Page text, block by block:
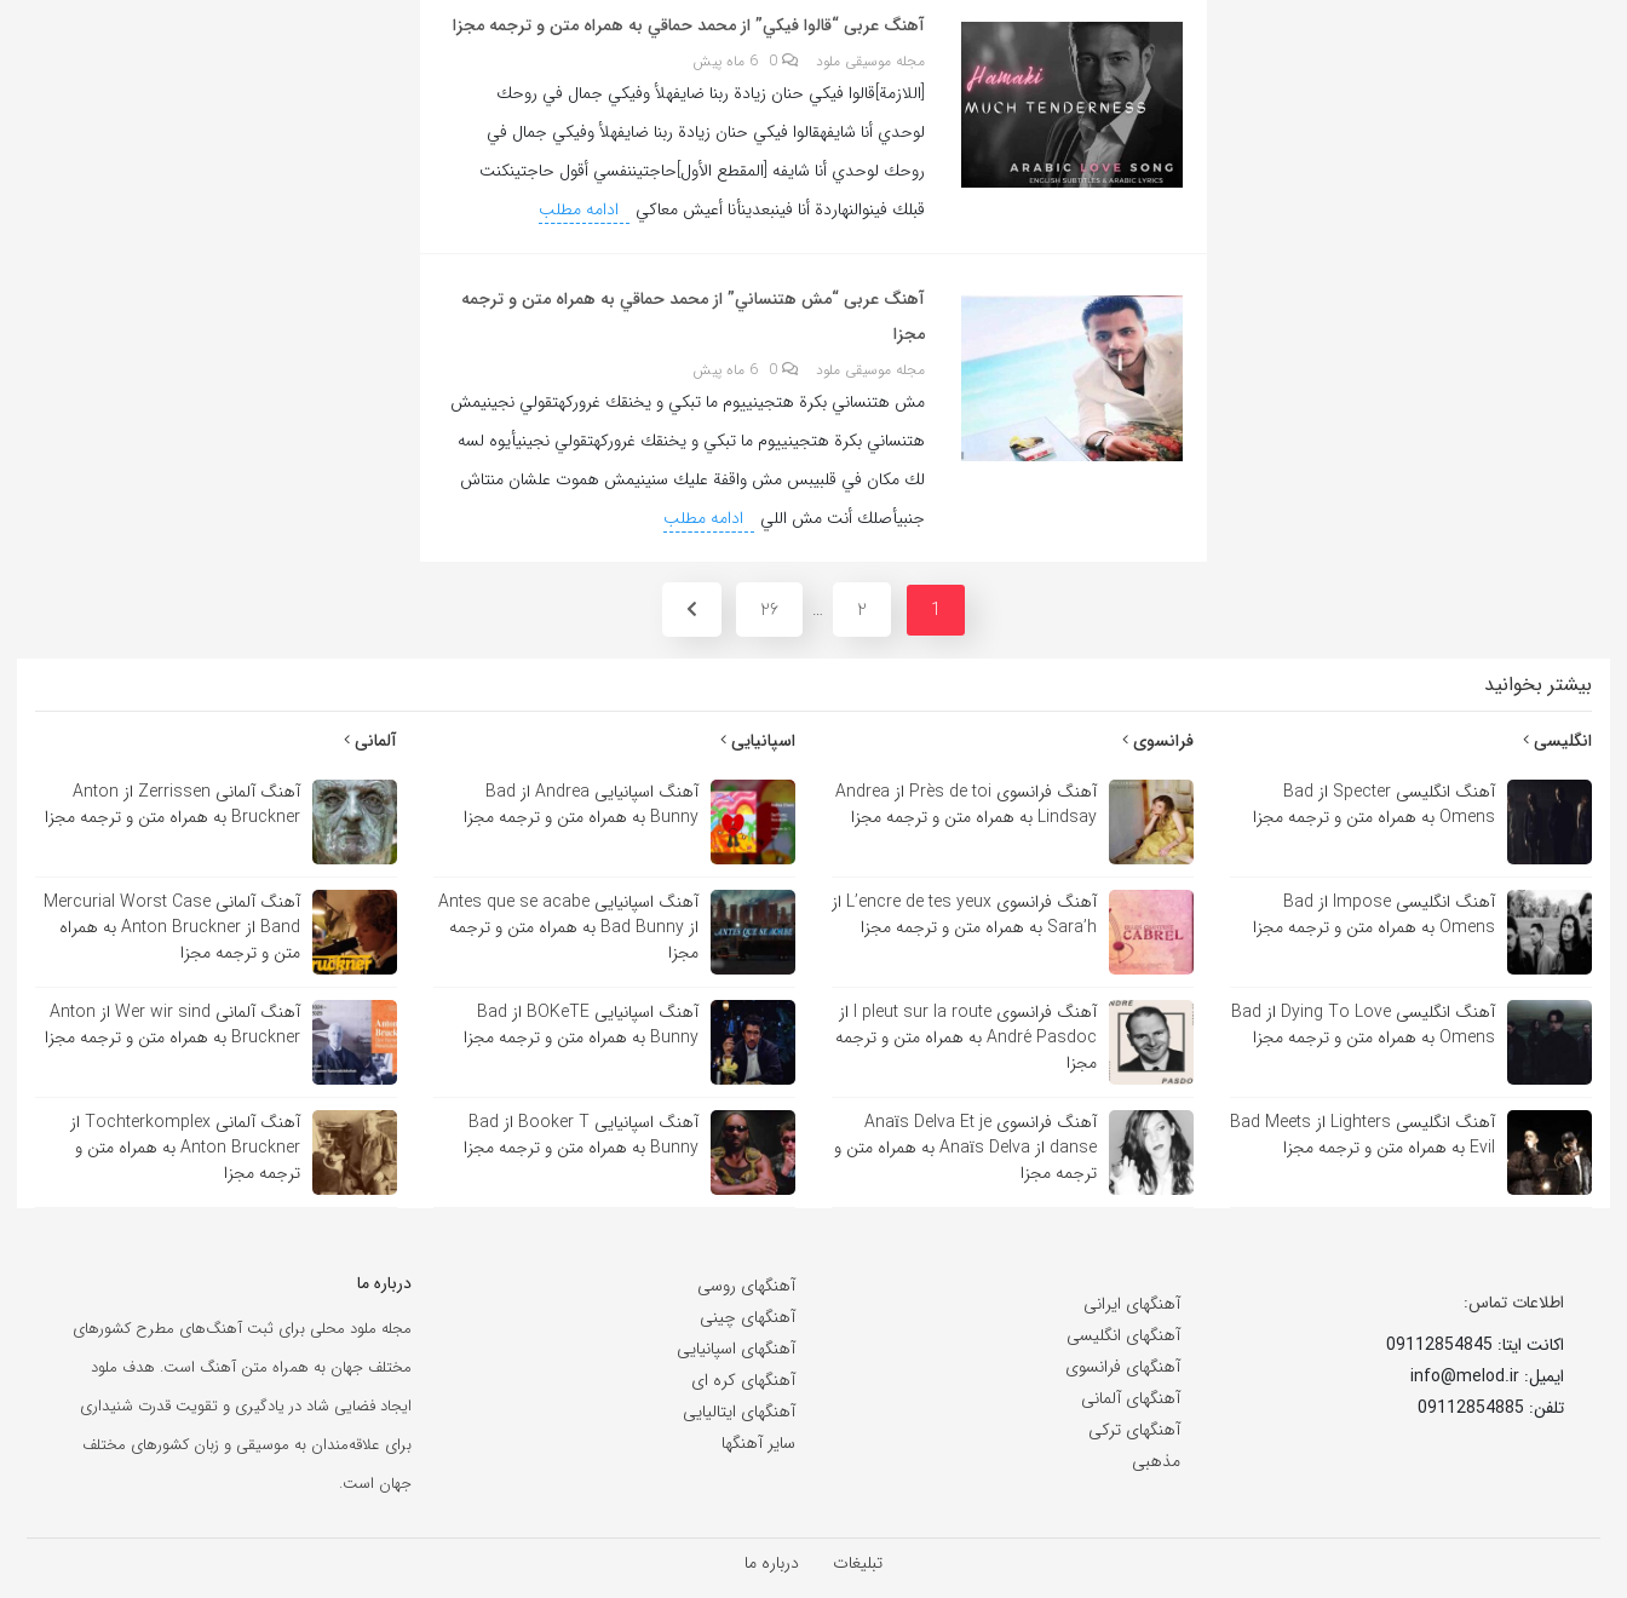
آهنگ عربی “قالوا فيكي” از محمد حماقي به همراه متن و ترجمه مجزا
مجله موسیقی ملود 0 6 ماه پیش
[اللازمة]قالوا فيكي حنان زيادة ربنا ضايفهلأ وفيكي جمال في روحك
لوحدي أنا شايفهقالوا فيكي حنان زيادة ربنا ضايفهلأ وفيكي جمال في
روحك لوحدي أنا شايفه [المقطع الأول]حاجتيننفسي أقول حاجتينكنت
قبلك فينوالنهاردة أنا فينبعدينأنا أعيش معاكي
ادامه مطلب
آهنگ عربی “مش هتنساني” از محمد حماقي به همراه متن و ترجمه
مجزا
مجله موسیقی ملود 0 6 ماه پیش
مش هتنساني بكرة هتجينييوم ما تبكي و يخنقك غروركهتقولي نجينيمش
هتنساني بكرة هتجينييوم ما تبكي و يخنقك غروركهتقولي نجينيأيوه لسه
لك مكان في قلبيبس مش واقفة عليك سنينيمش هموت علشان منتاش
جنبيأصلك أنت مش اللي
ادامه مطلب
1
2
…
26
بیشتر بخوانید
انگلیسی
آهنگ انگلیسی Specter از Bad
Omens به همراه متن و ترجمه مجزا
آهنگ انگلیسی Impose از Bad
Omens به همراه متن و ترجمه مجزا
آهنگ انگلیسی Dying To Love از Bad
Omens به همراه متن و ترجمه مجزا
آهنگ انگلیسی Lighters از Bad Meets
Evil به همراه متن و ترجمه مجزا
فرانسوی
آهنگ فرانسوی Près de toi از Andrea
Lindsay به همراه متن و ترجمه مجزا
آهنگ فرانسوی L’encre de tes yeux از
Sara’h به همراه متن و ترجمه مجزا
آهنگ فرانسوی l pleut sur la route از
André Pasdoc به همراه متن و ترجمه
مجزا
آهنگ فرانسوی Anaïs Delva Et je
danse از Anaïs Delva به همراه متن و
ترجمه مجزا
اسپانیایی
آهنگ اسپانیایی Andrea از Bad
Bunny به همراه متن و ترجمه مجزا
آهنگ اسپانیایی Antes que se acabe
از Bad Bunny به همراه متن و ترجمه
مجزا
آهنگ اسپانیایی BOKeTE از Bad
Bunny به همراه متن و ترجمه مجزا
آهنگ اسپانیایی Booker T از Bad
Bunny به همراه متن و ترجمه مجزا
آلمانی
آهنگ آلمانی Zerrissen از Anton
Bruckner به همراه متن و ترجمه مجزا
آهنگ آلمانی Mercurial Worst Case
Band از Anton Bruckner به همراه
متن و ترجمه مجزا
آهنگ آلمانی Wer wir sind از Anton
Bruckner به همراه متن و ترجمه مجزا
آهنگ آلمانی Tochterkomplex از
Anton Bruckner به همراه متن و
ترجمه مجزا
اطلاعات تماس:
اکانت ایتا: 09112854845
ایمیل: info@melod.ir
تلفن: 09112854885
آهنگهای ایرانی
آهنگهای انگلیسی
آهنگهای فرانسوی
آهنگهای آلمانی
آهنگهای ترکی
مذهبی
آهنگهای روسی
آهنگهای چینی
آهنگهای اسپانیایی
آهنگهای کره ای
آهنگهای ایتالیایی
سایر آهنگها
درباره ما
مجله ملود محلی برای ثبت آهنگ‌های مطرح کشورهای
مختلف جهان به همراه متن آهنگ است. هدف ملود
ایجاد فضایی شاد در یادگیری و تقویت قدرت شنیداری
برای علاقه‌مندان به موسیقی و زبان کشورهای مختلف
جهان است.
تبلیغات درباره ما